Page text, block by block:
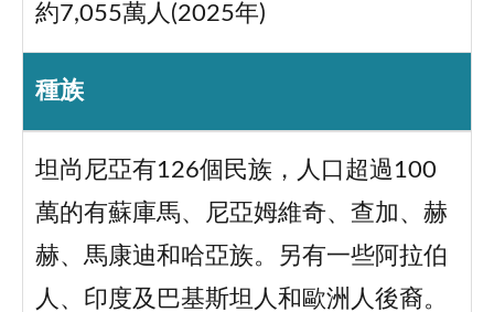
約7,055萬人(2025年)
種族
坦尚尼亞有126個民族，人口超過100
萬的有蘇庫馬、尼亞姆維奇、查加、赫
赫、馬康迪和哈亞族。另有一些阿拉伯
人、印度及巴基斯坦人和歐洲人後裔。